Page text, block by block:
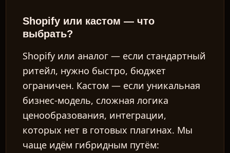
Shopify или кастом — что
выбрать?
Shopify или аналог — если стандартный
ритейл, нужно быстро, бюджет
ограничен. Кастом — если уникальная
бизнес-модель, сложная логика
ценообразования, интеграции,
которых нет в готовых плагинах. Мы
чаще идём гибридным путём: